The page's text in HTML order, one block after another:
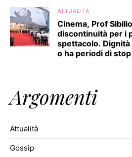
ATTUALITÀ
Cinema, Prof
discontinuità per i
spettacolo.
o ha periodi di stop
Argomenti
Attualità
Gossip